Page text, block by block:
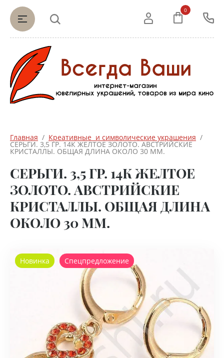
0
Главная
  /
Креативные  и символические украшения
  /
СЕРЬГИ. 3,5 ГР. 14К ЖЕЛТОЕ ЗОЛОТО. АВСТРИЙСКИЕ
КРИСТАЛЛЫ. ОБЩАЯ ДЛИНА ОКОЛО 30 ММ.
СЕРЬГИ. 3,5 ГР. 14К ЖЕЛТОЕ
ЗОЛОТО. АВСТРИЙСКИЕ
КРИСТАЛЛЫ. ОБЩАЯ ДЛИНА
ОКОЛО 30 ММ.
Новинка Спецпредложение